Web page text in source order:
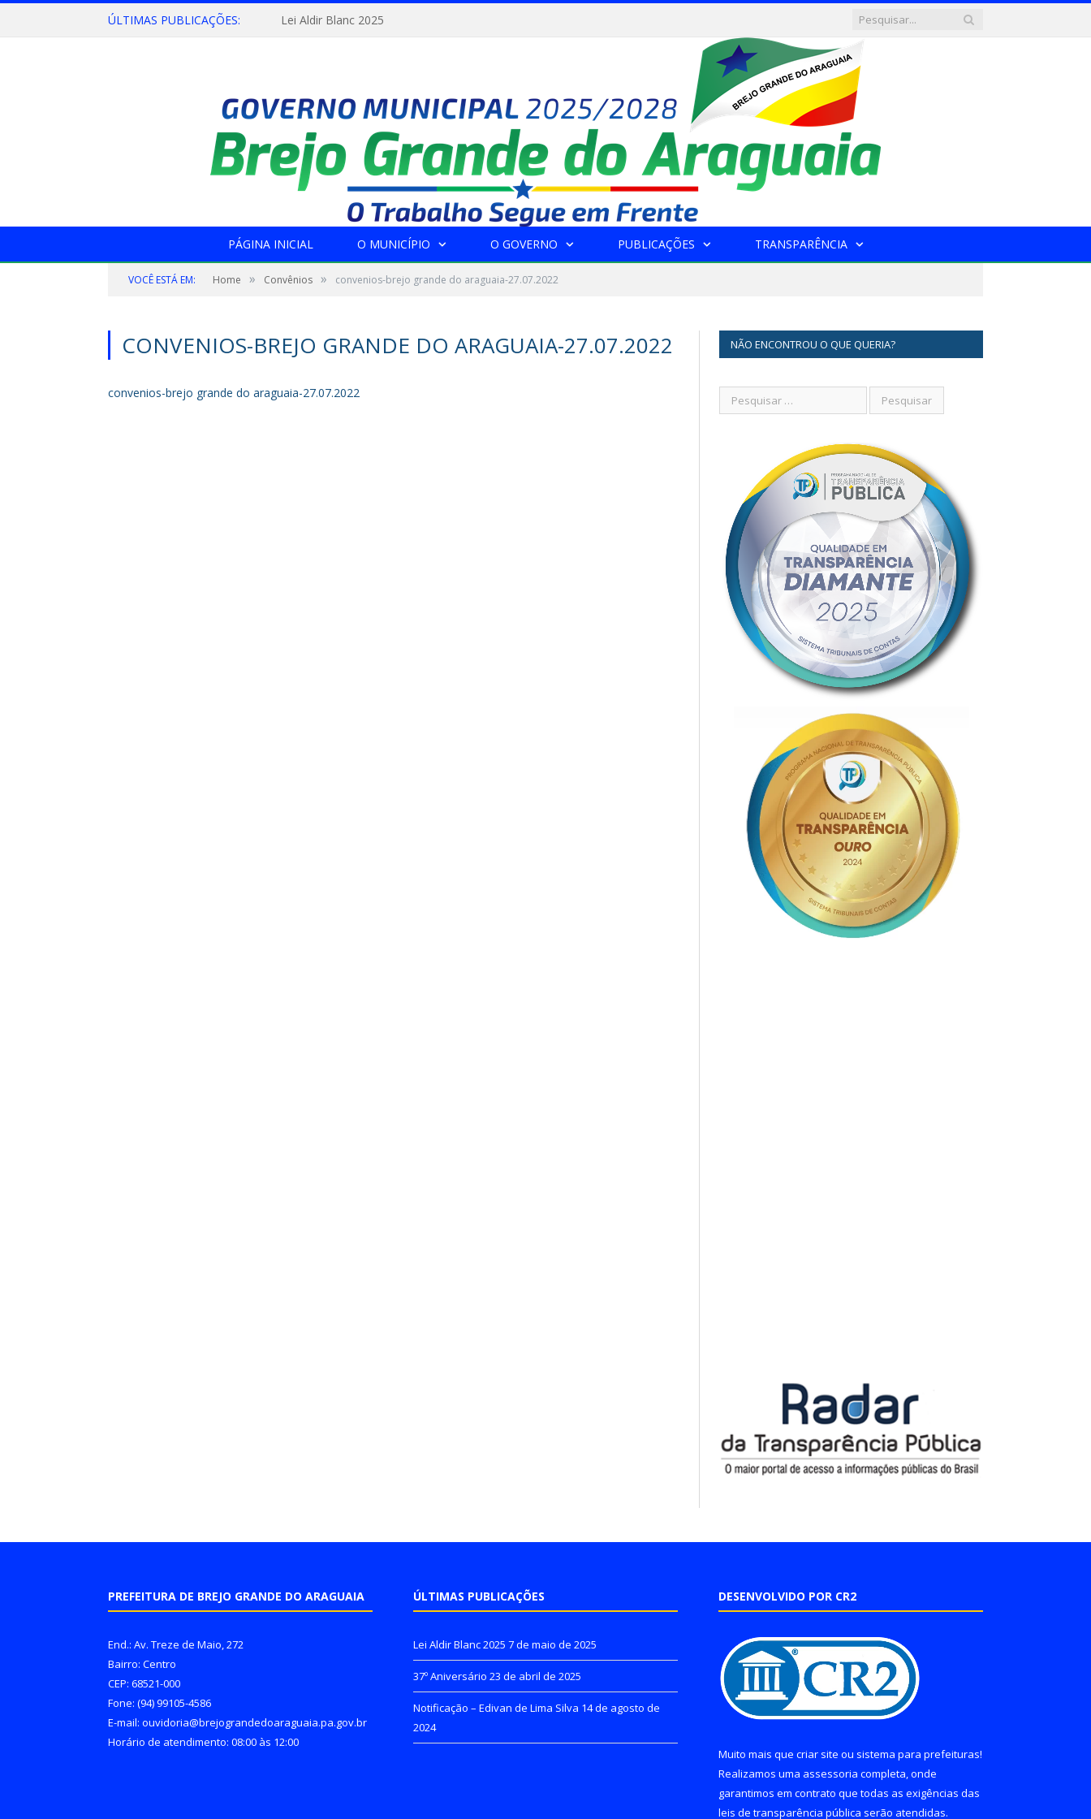
ÚLTIMAS PUBLICAÇÕES: Lei Aldir Blanc 2025
PÁGINA INICIAL O MUNICÍPIO O GOVERNO PUBLICAÇÕES TRANSPARÊNCIA
VOCÊ ESTÁ EM: Home » Convênios » convenios-brejo grande do araguaia-27.07.2022
CONVENIOS-BREJO GRANDE DO ARAGUAIA-27.07.2022
convenios-brejo grande do araguaia-27.07.2022
NÃO ENCONTROU O QUE QUERIA?
PREFEITURA DE BREJO GRANDE DO ARAGUAIA
End.: Av. Treze de Maio, 272
Bairro: Centro
CEP: 68521-000
Fone: (94) 99105-4586
E-mail: ouvidoria@brejograndedoaraguaia.pa.gov.br
Horário de atendimento: 08:00 às 12:00
ÚLTIMAS PUBLICAÇÕES
Lei Aldir Blanc 2025 7 de maio de 2025
37º Aniversário 23 de abril de 2025
Notificação – Edivan de Lima Silva 14 de agosto de
2024
DESENVOLVIDO POR CR2
Muito mais que criar site ou sistema para prefeituras!
Realizamos uma assessoria completa, onde
garantimos em contrato que todas as exigências das
leis de transparência pública serão atendidas.